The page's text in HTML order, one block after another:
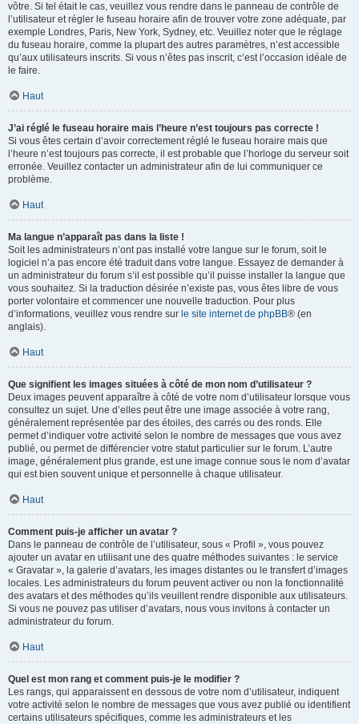
vôtre. Si tel était le cas, veuillez vous rendre dans le panneau de contrôle de
l’utilisateur et régler le fuseau horaire afin de trouver votre zone adéquate, par
exemple Londres, Paris, New York, Sydney, etc. Veuillez noter que le réglage
du fuseau horaire, comme la plupart des autres paramètres, n’est accessible
qu’aux utilisateurs inscrits. Si vous n’êtes pas inscrit, c’est l’occasion idéale de
le faire.
Haut
J’ai réglé le fuseau horaire mais l’heure n’est toujours pas correcte !
Si vous êtes certain d’avoir correctement réglé le fuseau horaire mais que
l’heure n’est toujours pas correcte, il est probable que l’horloge du serveur soit
erronée. Veuillez contacter un administrateur afin de lui communiquer ce
problème.
Haut
Ma langue n’apparaît pas dans la liste !
Soit les administrateurs n’ont pas installé votre langue sur le forum, soit le
logiciel n’a pas encore été traduit dans votre langue. Essayez de demander à
un administrateur du forum s’il est possible qu’il puisse installer la langue que
vous souhaitez. Si la traduction désirée n’existe pas, vous êtes libre de vous
porter volontaire et commencer une nouvelle traduction. Pour plus
d’informations, veuillez vous rendre sur le site internet de phpBB® (en
anglais).
Haut
Que signifient les images situées à côté de mon nom d’utilisateur ?
Deux images peuvent apparaître à côté de votre nom d’utilisateur lorsque vous
consultez un sujet. Une d’elles peut être une image associée à votre rang,
généralement représentée par des étoiles, des carrés ou des ronds. Elle
permet d’indiquer votre activité selon le nombre de messages que vous avez
publié, ou permet de différencier votre statut particulier sur le forum. L’autre
image, généralement plus grande, est une image connue sous le nom d’avatar
qui est bien souvent unique et personnelle à chaque utilisateur.
Haut
Comment puis-je afficher un avatar ?
Dans le panneau de contrôle de l’utilisateur, sous « Profil », vous pouvez
ajouter un avatar en utilisant une des quatre méthodes suivantes : le service
« Gravatar », la galerie d’avatars, les images distantes ou le transfert d’images
locales. Les administrateurs du forum peuvent activer ou non la fonctionnalité
des avatars et des méthodes qu’ils veuillent rendre disponible aux utilisateurs.
Si vous ne pouvez pas utiliser d’avatars, nous vous invitons à contacter un
administrateur du forum.
Haut
Quel est mon rang et comment puis-je le modifier ?
Les rangs, qui apparaissent en dessous de votre nom d’utilisateur, indiquent
votre activité selon le nombre de messages que vous avez publié ou identifient
certains utilisateurs spécifiques, comme les administrateurs et les